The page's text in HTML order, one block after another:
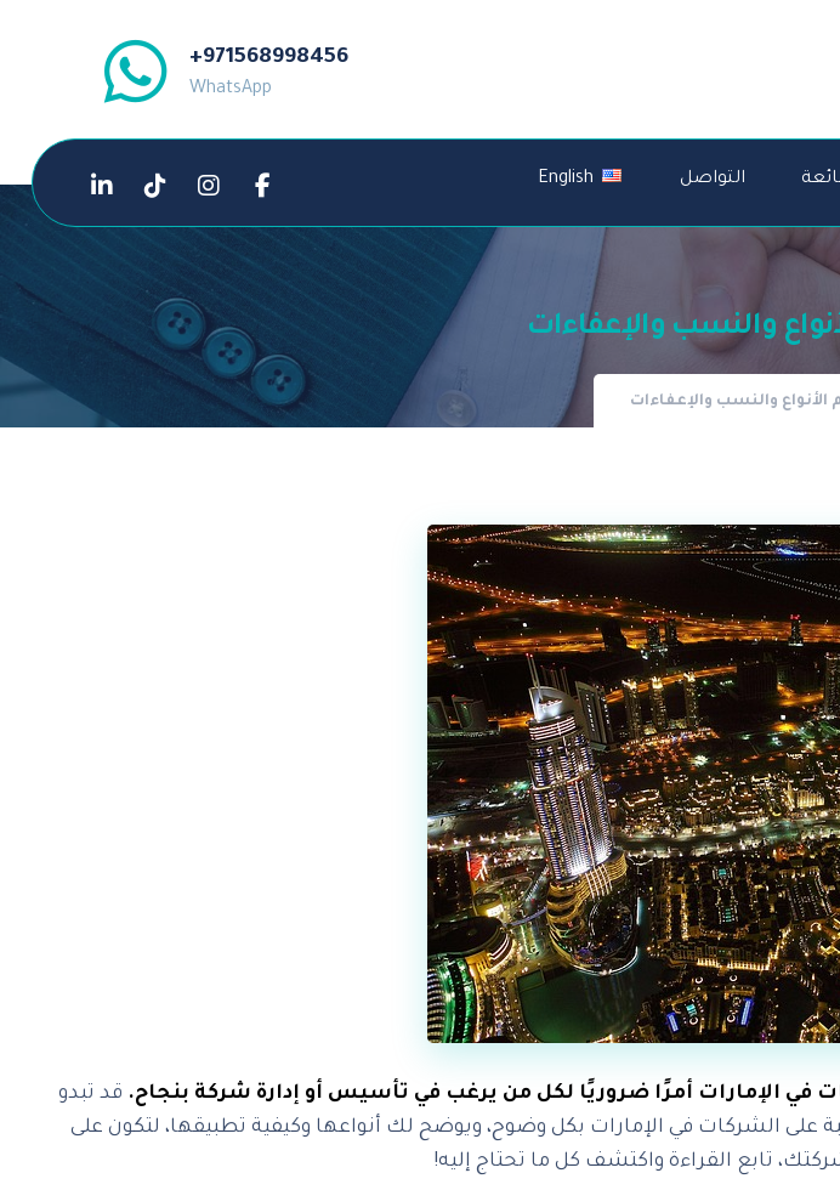
+971568998456
WhatsApp
التواصل English
في الإمارات أمرًا ضروريًا لكل من يرغب في تأسيس أو إدارة شركة بنجاح. قد تبدو
الشركات في الإمارات بكل وضوح، ويوضح لك أنواعها وكيفية تطبيقها، لتكون على
تابع القراءة واكتشف كل ما تحتاج إليه!